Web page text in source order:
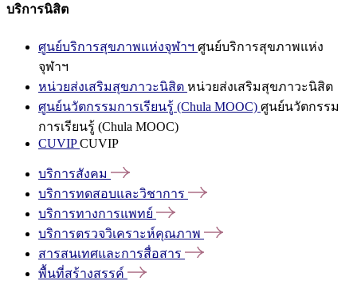
บริการนิสิต
ศูนย์บริการสุขภาพแห่งจุฬาฯ ศูนย์บริการสุขภาพแห่ง
จุฬาฯ
หน่วยส่งเสริมสุขภาวะนิสิต หน่วยส่งเสริมสุขภาวะนิสิต
ศูนย์นวัตกรรมการเรียนรู้ (Chula MOOC) ศูนย์นวัตกรรม
การเรียนรู้ (Chula MOOC)
CUVIPCUVIP
บริการสังคม
บริการทดสอบและวิชาการ
บริการทางการแพทย์
บริการตรวจวิเคราะห์คุณภาพ
สารสนเทศและการสื่อสาร
พื้นที่สร้างสรรค์